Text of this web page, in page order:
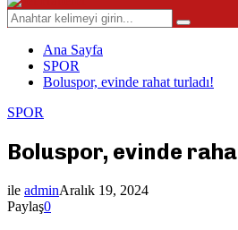
Menu
Search
for:
Search
Ana Sayfa
SPOR
Boluspor, evinde rahat turladı!
SPOR
Boluspor, evinde
ile adminAralık 19, 2024
Paylaş0